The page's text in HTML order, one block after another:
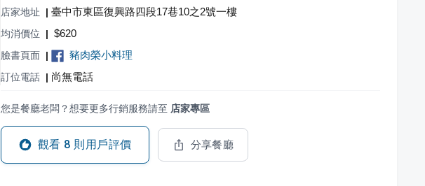
店家地址 | 臺中市東區復興路四段17巷10之2號一樓
均消價位 | $620
臉書頁面 | 豬肉榮小料理
訂位電話 | 尚無電話
您是餐廳老闆？想要更多行銷服務請至 店家專區
觀看 8 則用戶評價 分享餐廳